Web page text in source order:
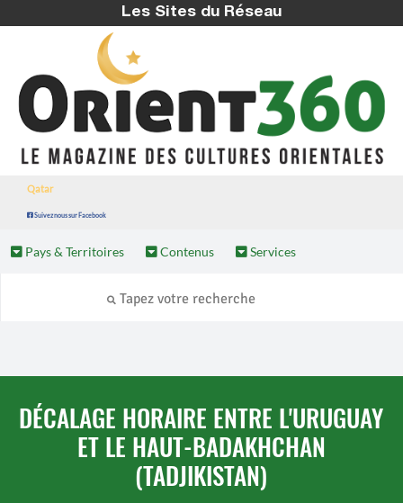
Les Sites du Réseau
Qatar
Suivez nous sur Facebook
Pays & Territoires Contenus Services
DÉCALAGE HORAIRE ENTRE L'URUGUAY
ET LE HAUT-BADAKHCHAN
(TADJIKISTAN)